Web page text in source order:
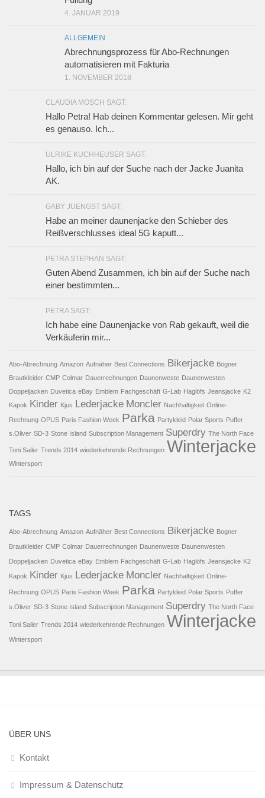
4. JANUAR 2019
ALLGEMEIN
Abrechnungsprozess für Abo-Rechnungen
automatisieren mit Fakturia
1. NOVEMBER 2018
CLAUDIA MOSCH SAGT:
Hallo Petra! Hab deinen Kommentar gelesen. Mir geht
es genauso. Ich...
ULRIKE KUCHHEUSER SAGT:
Hallo, ich bin auf der Suche nach der Jacke Juanita
AK.
GABY JUENGST SAGT:
Habe an meiner daunenjacke den Schieber des
Reißverschlusses ideal 5G kaputt...
PETRA STEPHAN SAGT:
Guten Abend Zusammen, ich bin auf der Suche nach
einer bestimmten...
PETRA SAGT:
Ich habe eine Daunenjacke von Rab gekauft, weil die
Verkäuferin mir...
Abo-Abrechnung Amazon Aufnäher Best Connections Bikerjacke Bogner
Brautkleider CMP Colmar Dauerrechnungen Daunenweste Daunenwesten
Doppeljacken Duvetica eBay Emblem Fachgeschäft G-Lab Haglöfs Jeansjacke K2
Kapok
Kinder Kjus Lederjacke Moncler Nachhaltigkeit Online-
Rechnung OPUS Paris Fashion Week Parka Partykleid Polar Sports Puffer
s.Oliver SD-3 Stone Island Subscription Management Superdry The North Face
Toni Sailer Trends 2014 wiederkehrende Rechnungen Winterjacke
Wintersport
TAGS
Abo-Abrechnung Amazon Aufnäher Best Connections Bikerjacke Bogner
Brautkleider CMP Colmar Dauerrechnungen Daunenweste Daunenwesten
Doppeljacken Duvetica eBay Emblem Fachgeschäft G-Lab Haglöfs Jeansjacke K2
Kapok Kinder Kjus Lederjacke Moncler Nachhaltigkeit Online-
Rechnung OPUS Paris Fashion Week Parka Partykleid Polar Sports Puffer
s.Oliver SD-3 Stone Island Subscription Management Superdry The North Face
Toni Sailer Trends 2014 wiederkehrende Rechnungen Winterjacke
Wintersport
ÜBER UNS
Kontakt
Impressum & Datenschutz